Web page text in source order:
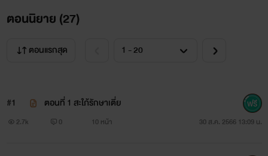
ตอนนิยาย (27)
ตอนแรกสุด
#1 ตอนที่ 1 สะใภ้รักษาเตี่ย
2.7k 0 10 หน้า 30 ส.ค. 2566 13:09 น.